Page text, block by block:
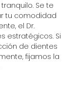
Se te
tu comodidad
el Dr.
estratégicos. Si
de dientes
fijamos la